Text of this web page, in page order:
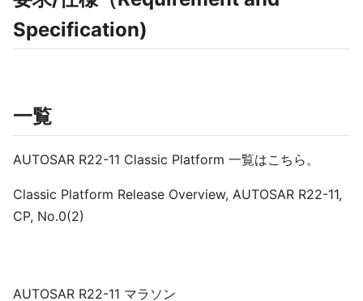
Specification)
一覧
AUTOSAR R22-11 Classic Platform 一覧はこちら。
Classic Platform Release Overview, AUTOSAR R22-11,
CP, No.0(2)
AUTOSAR R22-11 マラソン